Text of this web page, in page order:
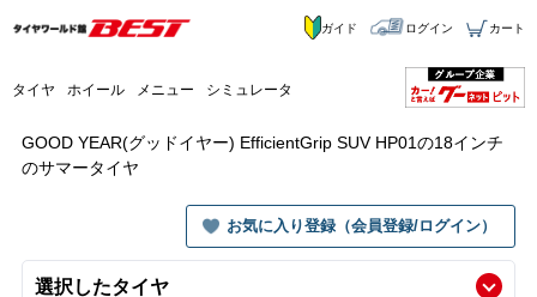
タイヤ ホイール メニュー シミュレータ
ガイド ログイン カート
GOOD YEAR(グッドイヤー) EfficientGrip SUV HP01の18インチ
のサマータイヤ
お気に入り登録（会員登録/ログイン）
選択したタイヤ